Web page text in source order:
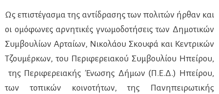
Ως επιστέγασμα της αντίδρασης των πολιτών ήρθαν και
οι ομόφωνες αρνητικές γνωμοδοτήσεις των Δημοτικών
Συμβουλίων Αρταίων, Νικολάου Σκουφά και Κεντρικών
Τζουμέρκων, του Περιφερειακού Συμβουλίου Ηπείρου,
της Περιφερειακής Ένωσης Δήμων (Π.Ε.Δ.) Ηπείρου,
των τοπικών κοινοτήτων, της Πανηπειρωτικής